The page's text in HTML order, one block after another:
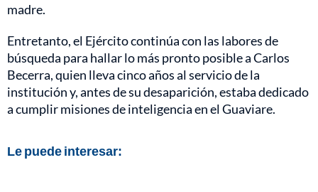
madre.
Entretanto, el Ejército continúa con las labores de
búsqueda para hallar lo más pronto posible a Carlos
Becerra, quien lleva cinco años al servicio de la
institución y, antes de su desaparición, estaba dedicado
a cumplir misiones de inteligencia en el Guaviare.
Le puede interesar: